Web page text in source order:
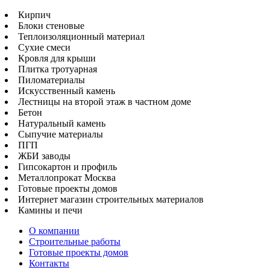
Кирпич
Блоки стеновые
Теплоизоляционный материал
Сухие смеси
Кровля для крыши
Плитка тротуарная
Пиломатериалы
Искусственный камень
Лестницы на второй этаж в частном доме
Бетон
Натуральный камень
Сыпучие материалы
ПГП
ЖБИ заводы
Гипсокартон и профиль
Металлопрокат Москва
Готовые проекты домов
Интернет магазин строительных материалов
Камины и печи
О компании
Строительные работы
Готовые проекты домов
Контакты